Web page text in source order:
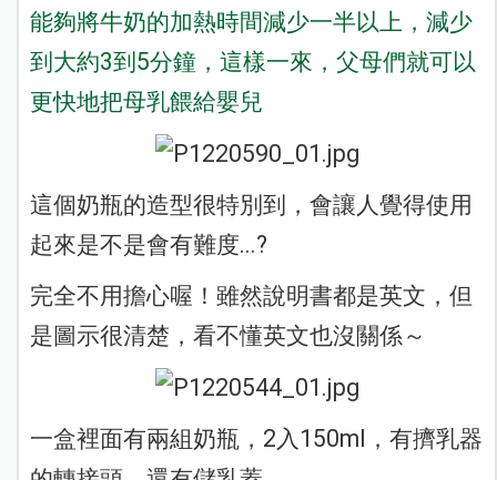
能夠將牛奶的加熱時間減少一半以上，減少
到大約3到5分鐘，這樣一來，父母們就可以
更快地把母乳餵給嬰兒
這個奶瓶的造型很特別到，會讓人覺得使用
起來是不是會有難度...?
完全不用擔心喔！雖然說明書都是英文，但
是圖示很清楚，看不懂英文也沒關係～
一盒裡面有兩組奶瓶，2入150ml，有擠乳器